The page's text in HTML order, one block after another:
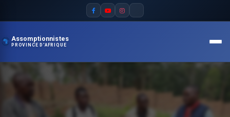
Assomptionnistes
PROVINCE D'AFRIQUE